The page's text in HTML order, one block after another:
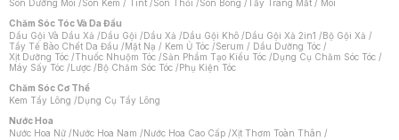
Son Dưỡng Môi /Son Kem / Tint /Son Thỏi /Son Bóng /Tẩy Trang Mắt / Môi
Chăm Sóc Tóc Và Da Đầu
Dầu Gội Và Dầu Xả /Dầu Gội /Dầu Xả /Dầu Gội Khô /Dầu Gội Xả 2in1 /Bộ Gội Xả /
Tẩy Tế Bào Chết Da Đầu /Mặt Nạ / Kem Ủ Tóc /Serum / Dầu Dưỡng Tóc /
Xịt Dưỡng Tóc /Thuốc Nhuộm Tóc /Sản Phẩm Tạo Kiểu Tóc /Dụng Cụ Chăm Sóc Tóc /
Máy Sấy Tóc /Lược /Bộ Chăm Sóc Tóc /Phụ Kiện Tóc
Chăm Sóc Cơ Thể
Kem Tẩy Lông /Dụng Cụ Tẩy Lông
Nước Hoa
Nước Hoa Nữ /Nước Hoa Nam /Nước Hoa Cao Cấp /Xịt Thơm Toàn Thân /